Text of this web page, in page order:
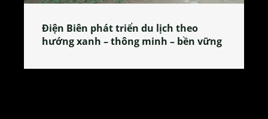
Làng làm bánh tẻ Phú Nhi – nơi lan
tỏa đặc sản xứ Đoài